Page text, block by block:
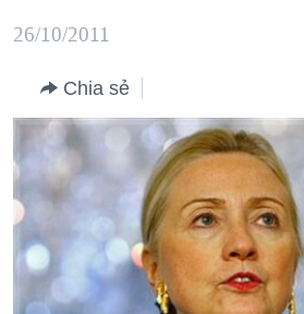
chính
hướng
chính
Đi
tới
"Tìm"
THẾ GIỚI
DIỄN ĐÀN
MỤC
TỰ DO BÁO CHÍ
VẠCH TRẦN TIN GIẢ
NGƯỜI VIỆT HẢI NGOẠI
ĐỜI SỐNG
CHUYÊN ĐỀ
CHIẾN TRANH THƯƠNG MẠI CỦA
TẠI
HÀNH TRÌNH BẦU CỬ 2024
HỌC TIẾNG ANH
VIDEO
NGHE
26/10/2011
Chia sẻ